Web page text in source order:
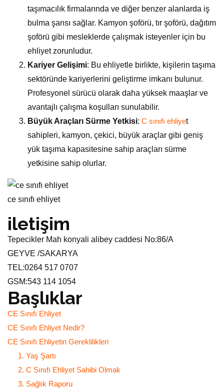
taşımacılık firmalarında ve diğer benzer alanlarda iş
bulma şansı sağlar. Kamyon şoförü, tır şoförü, dağıtım
şoförü gibi mesleklerde çalışmak isteyenler için bu
ehliyet zorunludur.
Kariyer Gelişimi: Bu ehliyetle birlikte, kişilerin taşıma
sektöründe kariyerlerini geliştirme imkanı bulunur.
Profesyonel sürücü olarak daha yüksek maaşlar ve
avantajlı çalışma koşulları sunulabilir.
Büyük Araçları Sürme Yetkisi: C sınıfı ehliyet
sahipleri, kamyon, çekici, büyük araçlar gibi geniş
yük taşıma kapasitesine sahip araçları sürme
yetkisine sahip olurlar.
ce sınıfı ehliyet
iletişim
Tepecikler Mah konyali alibey caddesi No:86/A
GEYVE /SAKARYA
TEL:0264 517 0707
GSM:543 114 1054
Başlıklar
CE Sınıfı Ehliyet
CE Sınıfı Ehliyet Nedir?
CE Sınıfı Ehliyetin Gereklilikleri
1. Yaş Şartı
2. C Sınıfı Ehliyet Sahibi Olmak
3. Sağlık Raporu